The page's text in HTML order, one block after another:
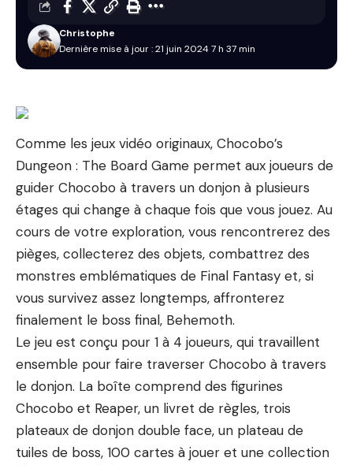
Dernière mise à jour : 21 juin 2024 7 h 37 min
Christophe
Comme les jeux vidéo originaux, Chocobo’s
Dungeon : The Board Game permet aux joueurs de
guider Chocobo à travers un donjon à plusieurs
étages qui change à chaque fois que vous jouez. Au
cours de votre exploration, vous rencontrerez des
pièges, collecterez des objets, combattrez des
monstres emblématiques de Final Fantasy et, si
vous survivez assez longtemps, affronterez
finalement le boss final, Behemoth.
Le jeu est conçu pour 1 à 4 joueurs, qui travaillent
ensemble pour faire traverser Chocobo à travers
le donjon. La boîte comprend des figurines
Chocobo et Reaper, un livret de règles, trois
plateaux de donjon double face, un plateau de
tuiles de boss, 100 cartes à jouer et une collection